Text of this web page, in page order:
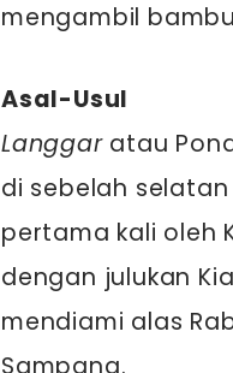
mengambil bambu
Asal-Usul
Langgaratau
di sebelah
pertama kali oleh
dengan julukan
mendiami alas
Sampang.